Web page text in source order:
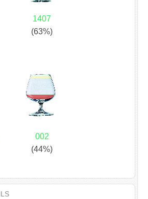
1407
(63%)
002
(44%)